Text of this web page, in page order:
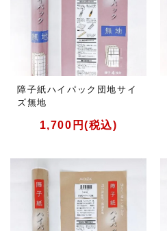
障子紙ハイパック団地サイ
ズ無地
1,700円(税込)